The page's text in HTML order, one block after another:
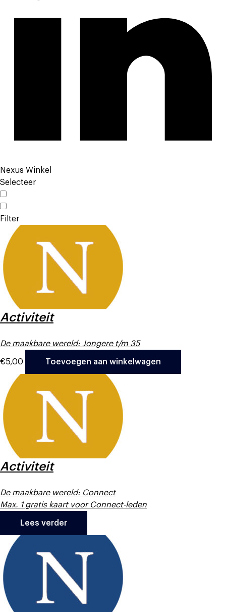
Nexus Winkel
Selecteer
Filter
Activiteit
De maakbare wereld: Jongere t/m 35
€5,00 Toevoegen aan winkelwagen
Activiteit
De maakbare wereld: Connect
Max. 1 gratis kaart voor Connect-leden
Lees verder